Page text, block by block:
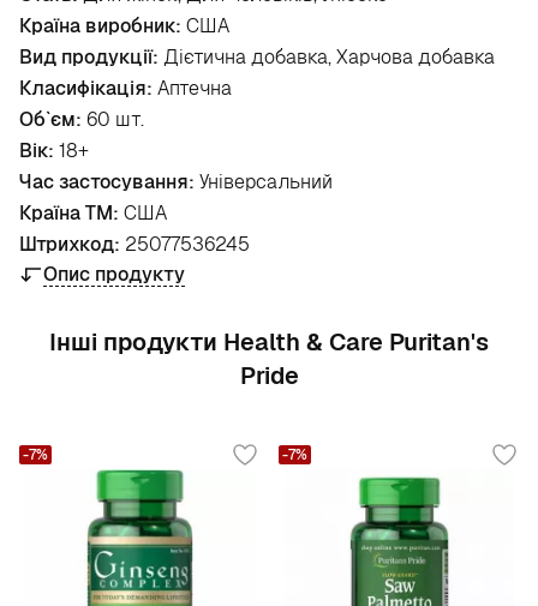
Країна виробник: США
Вид продукції: Дієтична добавка, Харчова добавка
Класифікація: Аптечна
Об`єм: 60 шт.
Вік: 18+
Час застосування: Універсальний
Країна ТМ: США
Штрихкод: 25077536245
Опис продукту
Інші продукти Health & Care Puritan's
Pride
-7% -7%